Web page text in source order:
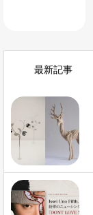
最新記事